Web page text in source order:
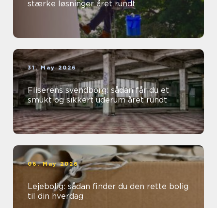
stærke løsninger året rundt
31. May 2026
Fliserens svendborg: sådan får du et
smukt og sikkert uderum året rundt
06. May 2026
Lejebolig: sådan finder du den rette bolig
til din hverdag